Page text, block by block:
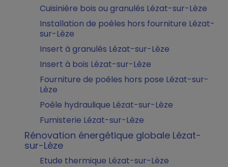
Cuisinière bois ou granulés Lézat-sur-Lèze
Installation de poêles hors fourniture Lézat-
sur-Lèze
Insert à granulés Lézat-sur-Lèze
Insert à bois Lézat-sur-Lèze
Fourniture de poêles hors pose Lézat-sur-
Lèze
Poêle hydraulique Lézat-sur-Lèze
Fumisterie Lézat-sur-Lèze
Rénovation énergétique globale Lézat-
sur-Lèze
Etude thermique Lézat-sur-Lèze